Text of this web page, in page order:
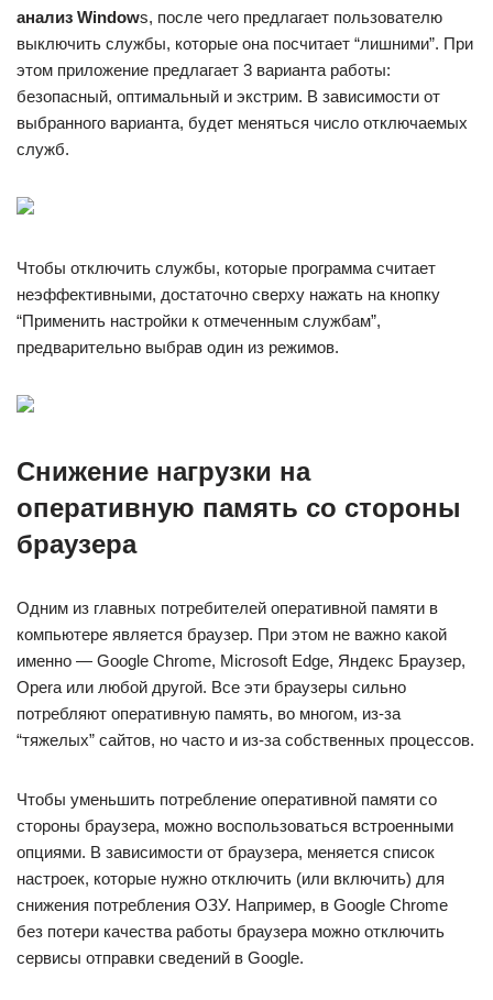
анализ Windows, после чего предлагает пользователю
выключить службы, которые она посчитает “лишними”. При
этом приложение предлагает 3 варианта работы:
безопасный, оптимальный и экстрим. В зависимости от
выбранного варианта, будет меняться число отключаемых
служб.
Чтобы отключить службы, которые программа считает
неэффективными, достаточно сверху нажать на кнопку
“Применить настройки к отмеченным службам”,
предварительно выбрав один из режимов.
Снижение нагрузки на
оперативную память со стороны
браузера
Одним из главных потребителей оперативной памяти в
компьютере является браузер. При этом не важно какой
именно — Google Chrome, Microsoft Edge, Яндекс Браузер,
Opera или любой другой. Все эти браузеры сильно
потребляют оперативную память, во многом, из-за
“тяжелых” сайтов, но часто и из-за собственных процессов.
Чтобы уменьшить потребление оперативной памяти со
стороны браузера, можно воспользоваться встроенными
опциями. В зависимости от браузера, меняется список
настроек, которые нужно отключить (или включить) для
снижения потребления ОЗУ. Например, в Google Chrome
без потери качества работы браузера можно отключить
сервисы отправки сведений в Google.